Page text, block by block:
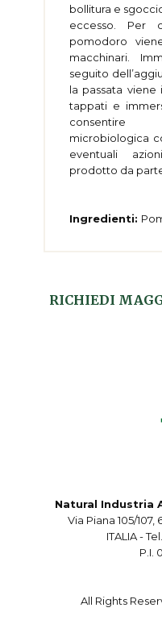
bollitura e
eccesso. Per
pomodoro
macchinari.
seguito
la passata viene
tappati e
consentire
microbiologica
eventuali
prodotto da
Ingredienti:
RICHIEDI
Natural Industria
Via Piana 105/107,
ITALIA -
P.I.
All Rights